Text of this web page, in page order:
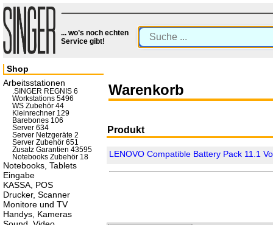
... wo’s noch echten
Service gibt!
Warenkorb
Produkt
LENOVO Compatible Battery Pack 11.1
Shop
Arbeitsstationen
.SINGER REGNIS 6
Workstations 5496
WS Zubehör 44
Kleinrechner 129
Barebones 106
Server 634
Server Netzgeräte 2
Server Zubehör 651
Zusatz Garantien 43595
Notebooks Zubehör 18
Notebooks, Tablets
Eingabe
KASSA, POS
Drucker, Scanner
Monitore und TV
Handys, Kameras